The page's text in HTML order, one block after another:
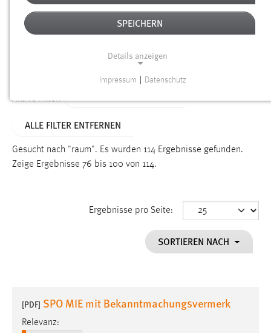
Alter
Aktive Filter:
ALLE FILTER ENTFERNEN
Gesucht nach "raum". Es wurden 114 Ergebnisse gefunden.
Zeige Ergebnisse 76 bis 100 von 114.
Ergebnisse pro Seite:
SORTIEREN NACH
[PDF] SPO MIE mit Bekanntmachungsvermerk
Relevanz:
SPEICHERN
Details anzeigen
Funktionen und sind für die einwandfreie Funktion der
Einverständnis
cookie_consent
Dieser Cookie speichert die ausgewählten Einverständnis-
Performance
Impressum Datenschutz